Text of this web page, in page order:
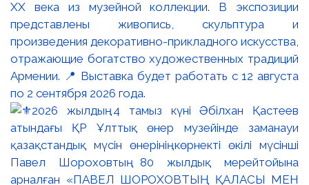
XX века из музейной коллекции. В экспозиции
представлены живопись, скульптура и
произведения декоративно-прикладного искусства,
отражающие богатство художественных традиций
Армении. 📍 Выставка будет работать с 12 августа
по 2 сентября 2026 года.